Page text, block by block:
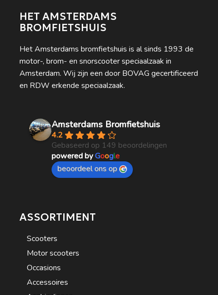
HET AMSTERDAMS
BROMFIETSHUIS
Het Amsterdams bromfietshuis is al sinds 1993 de
motor-, brom- en snorscooter speciaalzaak in
Amsterdam. Wij zijn een door BOVAG gecertificeerd
en RDW erkende speciaalzaak.
Amsterdams Bromfietshuis
4.2
Gebaseerd op 149 beoordelingen
powered byGoogle
beoordeel ons op
ASSORTIMENT
Scooters
Motor scooters
Occasions
Accessoires